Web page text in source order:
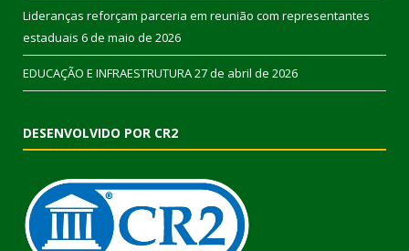
Lideranças reforçam parceria em reunião com representantes
estaduais 6 de maio de 2026
EDUCAÇÃO E INFRAESTRUTURA27 de abril de 2026
DESENVOLVIDO POR CR2